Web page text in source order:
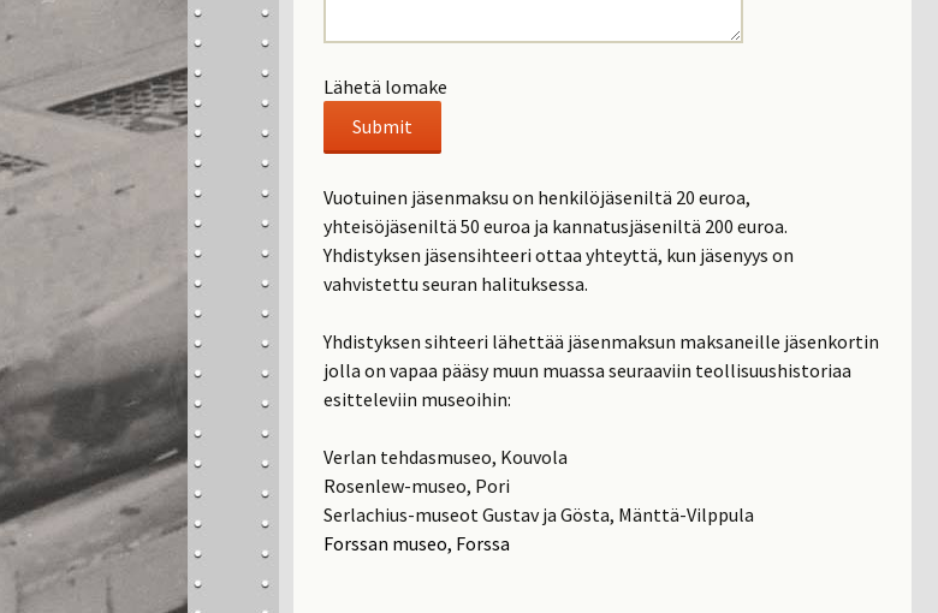
Lähetä lomake
Vuotuinen jäsenmaksu on henkilöjäseniltä 20 euroa,
yhteisöjäseniltä 50 euroa ja kannatusjäseniltä 200 euroa.
Yhdistyksen jäsensihteeri ottaa yhteyttä, kun jäsenyys on
vahvistettu seuran halituksessa.
Yhdistyksen sihteeri lähettää jäsenmaksun maksaneille jäsenkortin
jolla on vapaa pääsy muun muassa seuraaviin teollisuushistoriaa
esitteleviin museoihin:
Verlan tehdasmuseo, Kouvola
Rosenlew-museo, Pori
Serlachius-museot Gustav ja Gösta, Mänttä-Vilppula
Forssan museo, Forssa